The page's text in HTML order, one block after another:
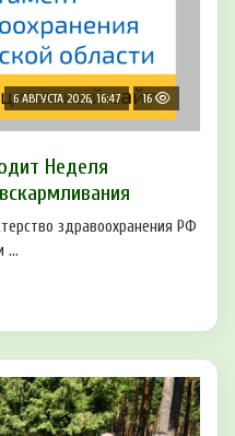
6 АВГУСТА 2026, 16:47 16
Неделя
здравоохранения РФ
...